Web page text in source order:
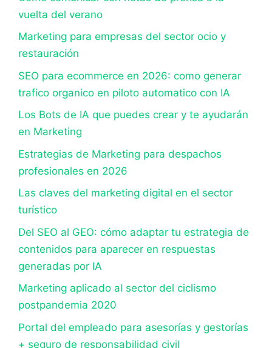
vuelta del verano
Marketing para empresas del sector ocio y
restauración
SEO para ecommerce en 2026: como generar
trafico organico en piloto automatico con IA
Los Bots de IA que puedes crear y te ayudarán
en Marketing
Estrategias de Marketing para despachos
profesionales en 2026
Las claves del marketing digital en el sector
turístico
Del SEO al GEO: cómo adaptar tu estrategia de
contenidos para aparecer en respuestas
generadas por IA
Marketing aplicado al sector del ciclismo
postpandemia 2020
Portal del empleado para asesorías y gestorías
+ seguro de responsabilidad civil